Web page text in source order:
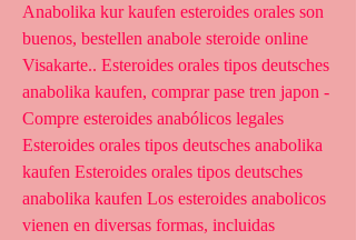
Anabolika kur kaufen esteroides orales son
buenos, bestellen anabole steroide online
Visakarte.. Esteroides orales tipos deutsches
anabolika kaufen, comprar pase tren japon -
Compre esteroides anabólicos legales
Esteroides orales tipos deutsches anabolika
kaufen Esteroides orales tipos deutsches
anabolika kaufen Los esteroides anabolicos
vienen en diversas formas, incluidas